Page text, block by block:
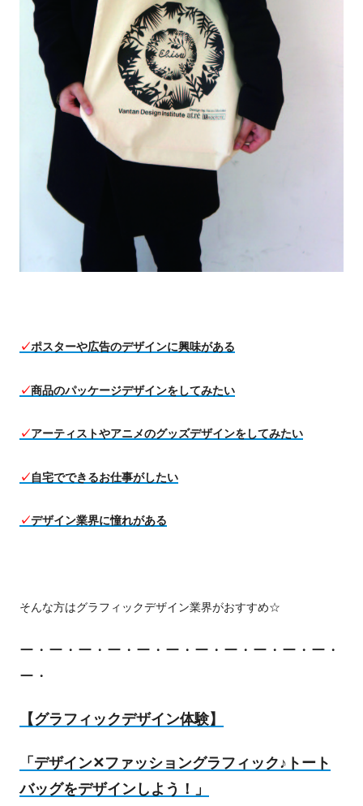
✓ポスターや広告のデザインに興味がある
✓商品のパッケージデザインをしてみたい
✓アーティストやアニメのグッズデザインをしてみたい
✓自宅でできるお仕事がしたい
✓デザイン業界に憧れがある
そんな方はグラフィックデザイン業界がおすすめ☆
ー・ー・ー・ー・ー・ー・ー・ー・ー・ー・ー・
ー・
【グラフィックデザイン体験】
「デザイン✕ファッショングラフィック♪トート
バッグをデザインしよう！」